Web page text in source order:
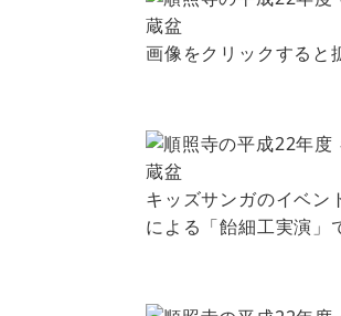
画像をクリックすると
キッズサンガのイベン
による「飴細工実演」